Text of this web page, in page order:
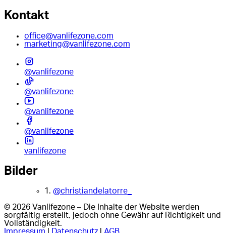
Kontakt
office@vanlifezone.com
marketing@vanlifezone.com
@vanlifezone
@vanlifezone
@vanlifezone
@vanlifezone
vanlifezone
Bilder
1. @christiandelatorre_
© 2026 Vanlifezone – Die Inhalte der Website werden
sorgfältig erstellt, jedoch ohne Gewähr auf Richtigkeit und
Vollständigkeit.